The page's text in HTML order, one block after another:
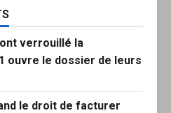
verrouillé la
ouvre le dossier de leurs
le droit de facturer